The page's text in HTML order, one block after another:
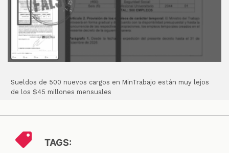
Sueldos de 500 nuevos cargos en MinTrabajo están muy lejos
de los $45 millones mensuales
TAGS: